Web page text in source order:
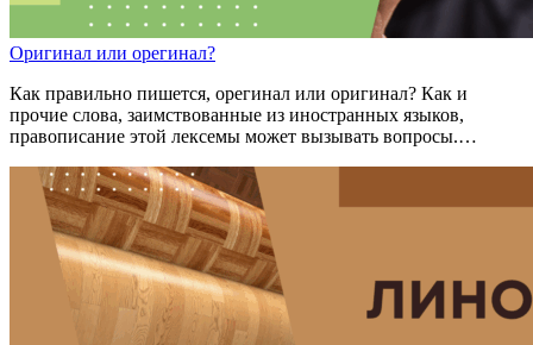
Оригинал или орегинал?
Как правильно пишется, орегинал или оригинал? Как и
прочие слова, заимствованные из иностранных языков,
правописание этой лексемы может вызывать вопросы.…